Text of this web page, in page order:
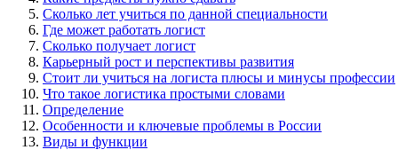
Сколько лет учиться по данной специальности
Где может работать логист
Сколько получает логист
Карьерный рост и перспективы развития
Стоит ли учиться на логиста плюсы и минусы профессии
Что такое логистика простыми словами
Определение
Особенности и ключевые проблемы в России
Виды и функции